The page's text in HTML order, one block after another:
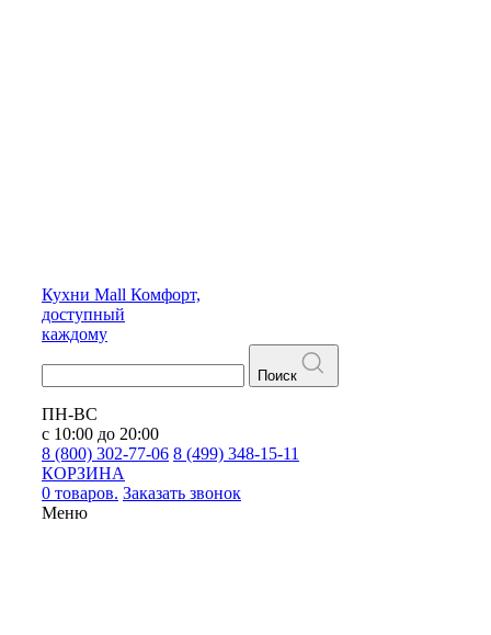
Кухни Mall Комфорт,
доступный
каждому
Поиск
ПН-ВС
с 10:00 до 20:00
8 (800) 302-77-06 8 (499) 348-15-11
КОРЗИНА
0 товаров. Заказать звонок
Меню